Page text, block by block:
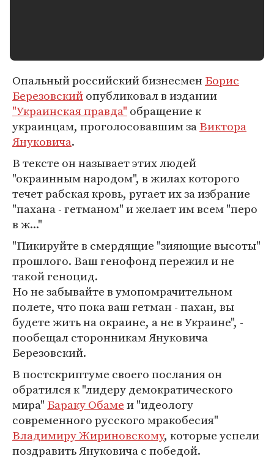
Опальный российский бизнесменБорис
Березовскийопубликовал в издании
"Украинская правда" обращение к
украинцам, проголосовавшим заВиктора
Януковича.
В тексте он называет этих людей
"окраинным народом", в жилах которого
течет рабская кровь, ругает их за избрание
"пахана - гетманом" и желает им всем "перо
в ж..."
"Пикируйте в смердящие "зияющие высоты"
прошлого. Ваш генофонд пережил и не
такой геноцид.
Но не забывайте в умопомрачительном
полете, что пока ваш гетман - пахан, вы
будете жить на окраине, а не в Украине", -
пообещал сторонникам Януковича
Березовский.
В постскриптуме своего послания он
обратился к "лидеру демократического
мира" Бараку Обамеи "идеологу
современного русского мракобесия"
Владимиру Жириновскому, которые успели
поздравить Януковича с победой.